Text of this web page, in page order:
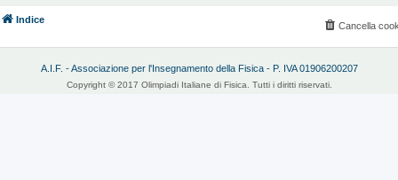
Indice
Cancella
A.I.F. - Associazione per l'Insegnamento della Fisica - P. IVA 01906200207
Copyright © 2017 Olimpiadi Italiane di Fisica. Tutti i diritti riservati.